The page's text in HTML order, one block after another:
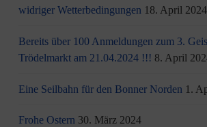
widriger Wetterbedingungen 18. April 2024
Bereits über 100 Anmeldungen zum 3.
Trödelmarkt am 21.04.2024 !!! 8. April
Eine Seilbahn für den Bonner Norden 1.
Frohe Ostern 30. März 2024